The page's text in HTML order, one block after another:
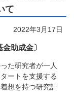
て
2022年3月17日
助成金〕
た研究者が一人
ートを支援する
想を持つ研究計